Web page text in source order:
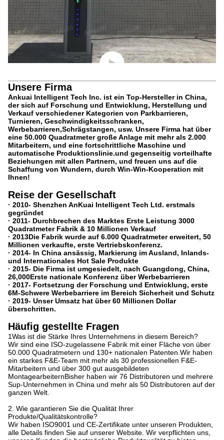
Unsere Firma
Ankuai Intelligent Tech Inc. ist ein Top-Hersteller in China,
der sich auf Forschung und Entwicklung, Herstellung und
Verkauf verschiedener Kategorien von Parkbarrieren,
Turnieren, Geschwindigkeitsschranken,
Werbebarrieren,Schrägstangen, usw. Unsere Firma hat über
eine 50.000 Quadratmeter große Anlage mit mehr als 2.000
Mitarbeitern, und eine fortschrittliche Maschine und
automatische Produktionslinie.und gegenseitig vorteilhafte
Beziehungen mit allen Partnern, und freuen uns auf die
Schaffung von Wundern, durch Win-Win-Kooperation mit
Ihnen!
Reise der Gesellschaft
· 2010- Shenzhen AnKuai Intelligent Tech Ltd. erstmals
gegründet
· 2011- Durchbrechen des Marktes Erste Leistung 3000
Quadratmeter Fabrik & 10 Millionen Verkauf
· 2013Die Fabrik wurde auf 6.000 Quadratmeter erweitert, 50
Millionen verkaufte, erste Vertriebskonferenz.
· 2014- In China ansässig, Markierung im Ausland, Inlands-
und Internationales Hot Sale Produkte
· 2015- Die Firma ist umgesiedelt, nach Guangdong, China,
26,000Erste nationale Konferenz über Werbebarrieren
· 2017- Fortsetzung der Forschung und Entwicklung, erste
6M-Schwere Werbebarriere im Bereich Sicherheit und Schutz
· 2019- Unser Umsatz hat über 60 Millionen Dollar
überschritten.
Häufig gestellte Fragen
1Was ist die Stärke Ihres Unternehmens in diesem Bereich?
Wir sind eine ISO-zugelassene Fabrik mit einer Fläche von über
50.000 Quadratmetern und 130+ nationalen Patenten.Wir haben
ein starkes F&E-Team mit mehr als 30 professionellen F&E-
Mitarbeitern und über 300 gut ausgebildeten
MontagearbeiternBisher haben wir 76 Distributoren und mehrere
Sup-Unternehmen in China und mehr als 50 Distributoren auf der
ganzen Welt.
2. Wie garantieren Sie die Qualität Ihrer
Produkte/Qualitätskontrolle?
Wir haben ISO9001 und CE-Zertifikate unter unseren Produkten,
alle Details finden Sie auf unserer Website. Wir verpflichten uns,